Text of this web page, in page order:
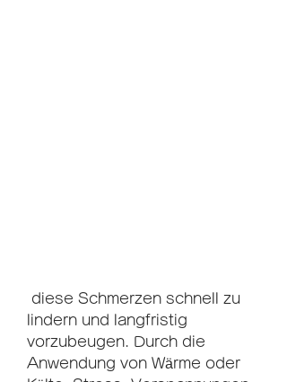
lindern und langfristig
vorzubeugen. Durch die
Anwendung von Wärme oder